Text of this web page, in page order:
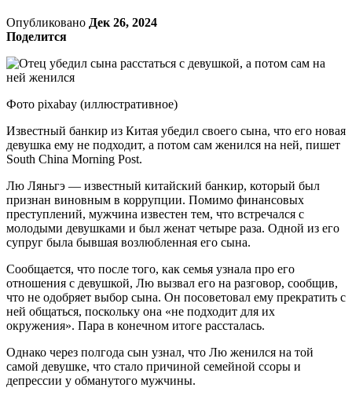
Опубликовано Дек 26, 2024
Поделится
Фото pixabay (иллюстративное)
Известный банкир из Китая убедил своего сына, что его новая
девушка ему не подходит, а потом сам женился на ней, пишет
South China Morning Post.
Лю Ляньгэ — известный китайский банкир, который был
признан виновным в коррупции. Помимо финансовых
преступлений, мужчина известен тем, что встречался с
молодыми девушками и был женат четыре раза. Одной из его
супруг была бывшая возлюбленная его сына.
Сообщается, что после того, как семья узнала про его
отношения с девушкой, Лю вызвал его на разговор, сообщив,
что не одобряет выбор сына. Он посоветовал ему прекратить с
ней общаться, поскольку она «не подходит для их
окружения». Пара в конечном итоге рассталась.
Однако через полгода сын узнал, что Лю женился на той
самой девушке, что стало причиной семейной ссоры и
депрессии у обманутого мужчины.